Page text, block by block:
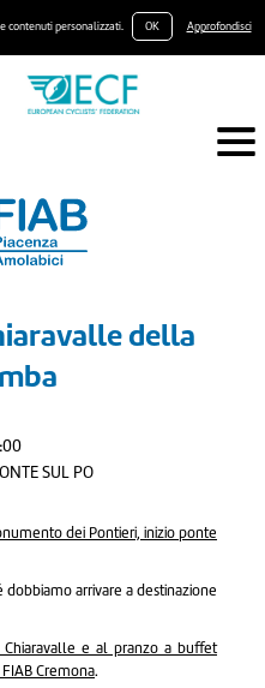
contenuti personalizzati. OK Approfondisci
della
SUL PO
dei Pontieri, inizio ponte
arrivare a destinazione
Chiaravalle e al pranzo a buffet
Cremona.